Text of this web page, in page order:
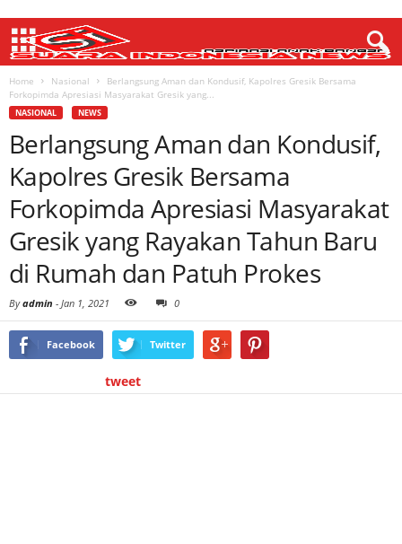
Home Nasional
Berlangsung Aman dan Kondusif, Kapolres Gresik Bersama
Forkopimda Apresiasi Masyarakat Gresik yang...
NASIONAL NEWS
Berlangsung Aman dan Kondusif,
Kapolres Gresik Bersama
Forkopimda Apresiasi Masyarakat
Gresik yang Rayakan Tahun Baru
di Rumah dan Patuh Prokes
Byadmin - Jan 1, 2021 0
Facebook Twitter
tweet